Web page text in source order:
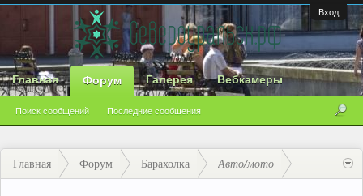
Вход
Главная Форум
Поиск сообщений Последние сообщения
Галерея Вебкамеры
Главная Форум Барахолка Авто/мото